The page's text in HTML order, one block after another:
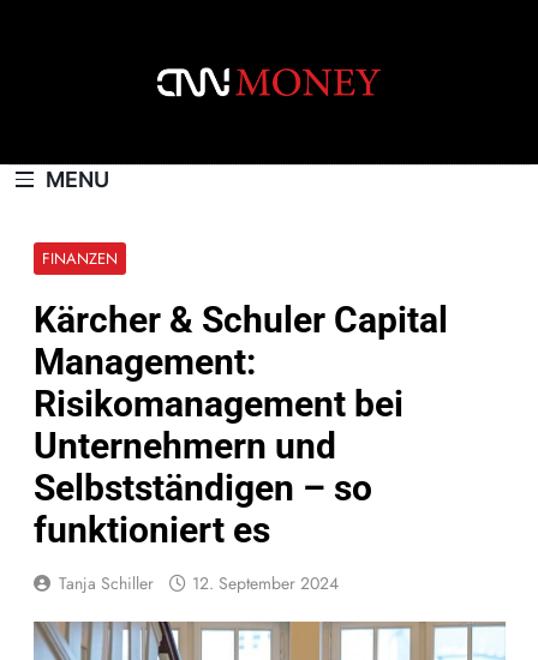
MENU
FINANZEN
Kärcher & Schuler Capital
Management:
Risikomanagement bei
Unternehmern und
Selbstständigen – so
funktioniert es
Tanja Schiller 12. September 2024